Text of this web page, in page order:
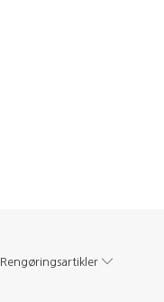
Rengøringsartikler